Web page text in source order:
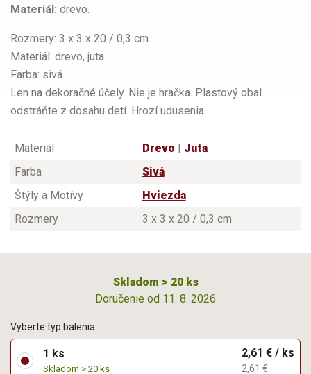
Materiál: drevo.
Rozmery: 3 x 3 x 20 / 0,3 cm.
Materiál: drevo, juta.
Farba: sivá.
Len na dekoračné účely. Nie je hračka. Plastový obal
odstráňte z dosahu detí. Hrozí udusenia.
Materiál Drevo
Juta
Farba
Sivá
Štýly a Motívy
Hviezda
Rozmery
3 x 3 x 20 / 0,3 cm
Skladom > 20 ks
Doručenie od 11. 8. 2026
Vyberte typ balenia:
1 ks
Skladom > 20 ks
2,61 € / ks
2,61 €